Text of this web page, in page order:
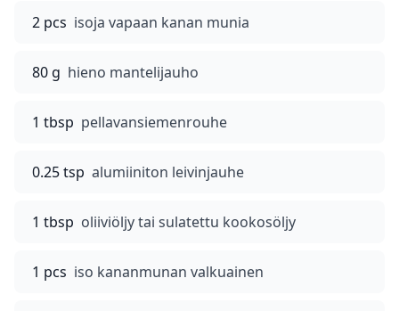
2 pcs isoja vapaan kanan munia
80 g hieno mantelijauho
1 tbsp pellavansiemenrouhe
0.25 tsp alumiiniton leivinjauhe
1 tbsp oliiviöljy tai sulatettu kookosöljy
1 pcs iso kananmunan valkuainen